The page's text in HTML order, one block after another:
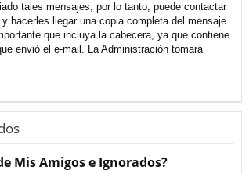
tales mensajes, por lo tanto, puede contactar
hacerles llegar una copia completa del mensaje
que incluya la cabecera, ya que contiene
envió el e-mail. La Administración tomará
Mis Amigos e Ignorados?